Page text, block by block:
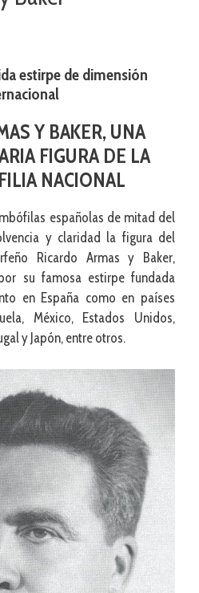
estirpe de dimensión
Y BAKER, UNA
FIGURA DE LA
NACIONAL
españolas de mitad del
y claridad la figura del
Ricardo Armas y Baker,
su famosa estirpe fundada
en España como en países
México, Estados Unidos,
y Japón, entre otros.